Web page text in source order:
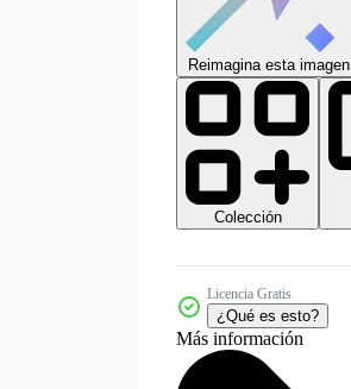
Reimagina esta imagen
Colección
Licencia Gratis
¿Qué es esto?
Más información